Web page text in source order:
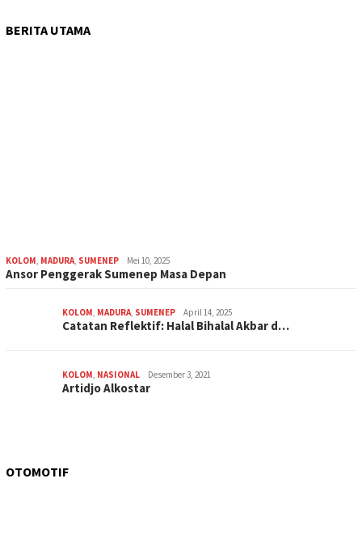
BERITA UTAMA
KOLOM, MADURA, SUMENEP Mei 10, 2025
Ansor Penggerak Sumenep Masa Depan
KOLOM, MADURA, SUMENEP April 14, 2025
Catatan Reflektif: Halal Bihalal Akbar d…
KOLOM, NASIONAL Desember 3, 2021
Artidjo Alkostar
OTOMOTIF